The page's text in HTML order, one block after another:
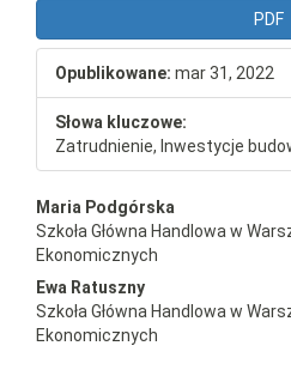
PDF
Opublikowane: mar 31, 2022
Słowa kluczowe:
Zatrudnienie, Inwestycje
Maria Podgórska
Szkoła Główna Handlowa w
Ekonomicznych
Ewa Ratuszny
Szkoła Główna Handlowa w
Ekonomicznych